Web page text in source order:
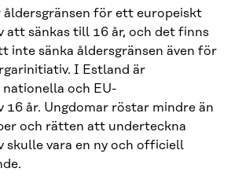
för ett europeiskt
att sänkas till 16 år, och det finns
inte sänka åldersgränsen även för
I Estland är
och EU-
16 år. Ungdomar röstar mindre än
och rätten att underteckna
skulle vara en ny och officiell